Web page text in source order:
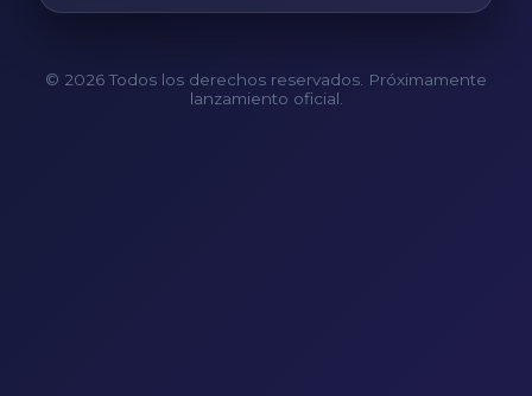
© 2026 Todos los derechos reservados. Próximamente
lanzamiento oficial.